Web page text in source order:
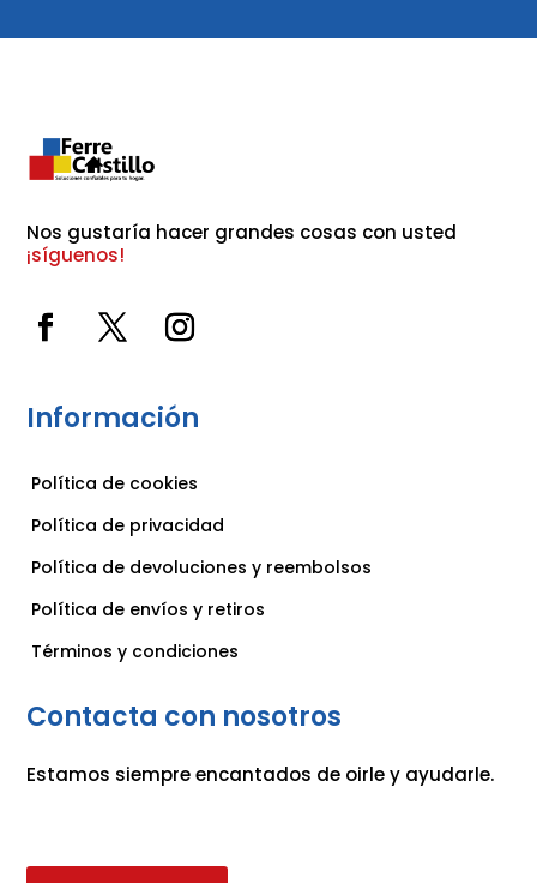
Nos gustaría hacer grandes cosas con usted
¡síguenos!
Información
Política de cookies
Política de privacidad
Política de devoluciones y reembolsos
Política de envíos y retiros
Términos y condiciones
Contacta con nosotros
Estamos siempre encantados de oirle y ayudarle.